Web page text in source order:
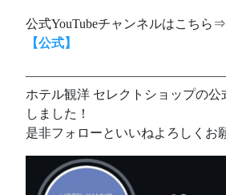
公式YouTubeチャンネルはこちら⇒
【公式】
ホテル観洋 セレクトショップの公
しました！
是非フォローといいねよろしくお